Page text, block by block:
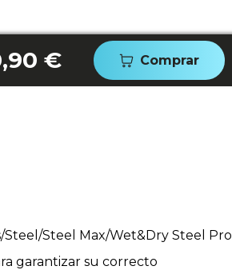
€ Comprar
Steel/Steel Max/Wet&Dry Steel Pro
garantizar su correcto